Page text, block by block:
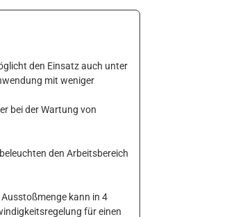
den Einsatz auch unter
mit weniger
bei der Wartung von
den Arbeitsbereich
kann in 4
für einen